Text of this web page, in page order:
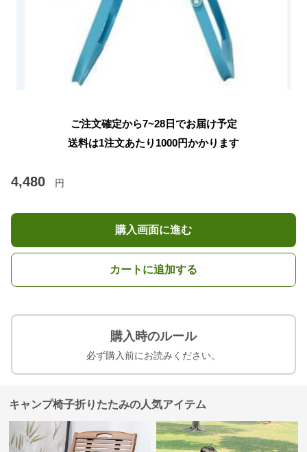
ご注文確定から7~28日でお届け予定
送料は1注文あたり 1000円かかります
4,480 円
購入画面に進む
カートに追加する
購入時のルール
必ず購入前にお読みください。
キャンプ椅子折りたたみの人気アイテム